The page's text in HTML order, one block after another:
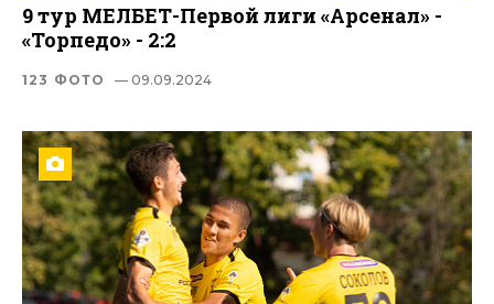
9 тур МЕЛБЕТ-Первой лиги «Арсенал» -
«Торпедо» - 2:2
123 ФОТО — 09.09.2024